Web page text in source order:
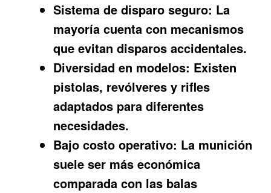
Sistema de disparo seguro: La
mayoría cuenta con mecanismos
que evitan disparos accidentales.
Diversidad en modelos: Existen
pistolas, revólveres y rifles
adaptados para diferentes
necesidades.
Bajo costo operativo: La munición
suele ser más económica
comparada con las balas